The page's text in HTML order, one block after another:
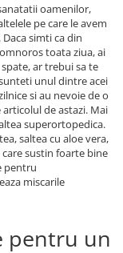
oamenilor,
pe care le avem
simti ca din
toata ziua, ai
ar trebui sa te
unul dintre acei
si au nevoie de o
de astazi. Mai
superortopedica.
saltea cu aloe vera,
sustin foarte bine
pentru
miscarile
pentru un